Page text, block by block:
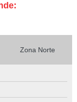
Zona Norte